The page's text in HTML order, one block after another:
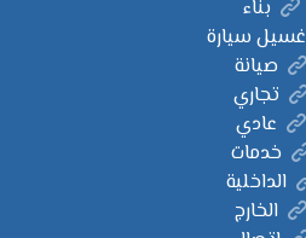
بناء
غسيل سيارة
صيانة
تجاري
عادي
خدمات
الداخلية
الخارج